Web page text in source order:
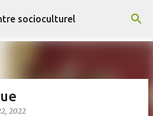
contenu principal
socioculturel
2022